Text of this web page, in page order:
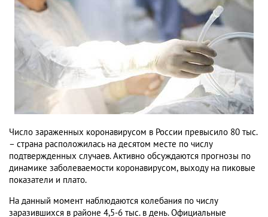
Число зараженных коронавирусом в России превысило 80 тыс.
– страна расположилась на десятом месте по числу
подтвержденных случаев. Активно обсуждаются прогнозы по
динамике заболеваемости коронавирусом, выходу на пиковые
показатели и плато.
На данный момент наблюдаются колебания по числу
заразившихся в районе 4,5-6 тыс. в день. Официальные